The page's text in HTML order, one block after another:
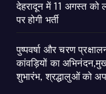
​देहरादून में 11 अगस्त को
पर होगी भर्ती
पुष्पवर्षा और चरण
कांवड़ियों का
शुभारंभ, श्रद्धालुओं को